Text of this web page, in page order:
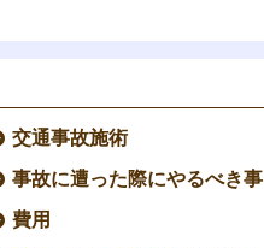
交通事故施術
事故に遭った際にやるべき事
費用